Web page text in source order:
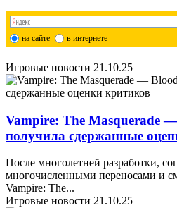
на сайте в интернете
Игровые новости 21.10.25
Vampire: The Masquerade
получила сдержанные
После многолетней разработки,
многочисленными переносами и
Vampire: The...
Игровые новости 21.10.25